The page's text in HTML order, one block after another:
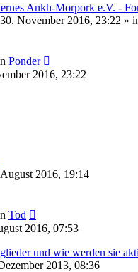
Ankh-Morpork e.V. -
November 2016, 23:22 »
Ponder
2016, 23:22
2016, 19:14
Tod
2016, 07:53
und wie werden sie
2013, 08:36